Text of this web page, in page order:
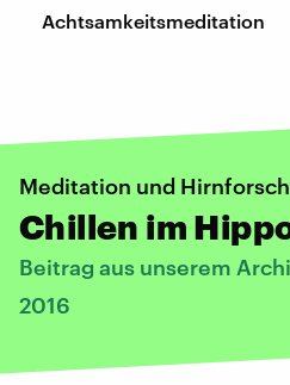
Achtsamkeitsmeditation
Meditation und
Chillen im
Beitrag aus unserem
2016